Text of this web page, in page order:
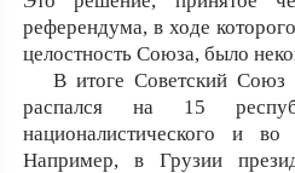
референдума, в ходе
целостность Союза, было
В итоге Советский Союз
распался на 15
националистического и во
Например, в Грузии